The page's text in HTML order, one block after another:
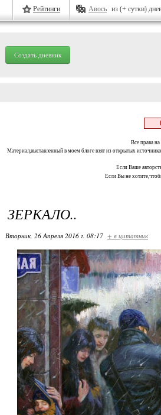
Рейтинги Авось из (+ сутки)
Создать дневник
Все права
Материал,выставленный в моем блоге взят из открытых
Если Ваше
Если Вы не
ЗЕРКАЛО..
Вторник, 26 Апреля 2016 г. 08:17 + в цитатник